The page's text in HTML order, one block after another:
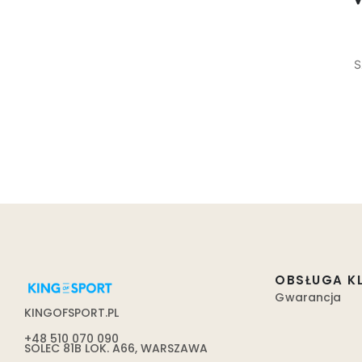
KINGOFSPORT.PL
+48 510 070 090
SOLEC 81B LOK. A66, WARSZAWA
OBSŁUGA
Gwarancja